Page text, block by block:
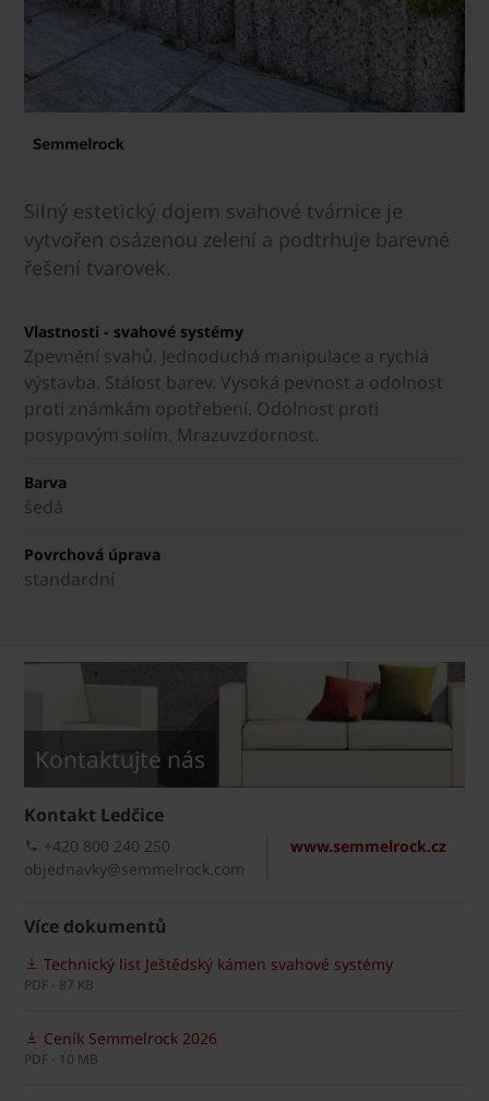
Silný estetický dojem svahové tvárnice je
vytvořen osázenou zelení a podtrhuje barevné
řešení tvarovek.
Vlastnosti - svahové systémy
Zpevnění svahů. Jednoduchá manipulace a rychlá
výstavba. Stálost barev. Vysoká pevnost a odolnost
proti známkám opotřebení. Odolnost proti
posypovým solím. Mrazuvzdornost.
Barva
šedá
Povrchová úprava
standardní
Kontaktujte nás
Kontakt Ledčice
www.semmelrock.cz
+420 800 240 250
objednavky@semmelrock.com
Více dokumentů
Technický list Ještědský kámen svahové systémy
PDF - 87 KB
Ceník Semmelrock 2026
PDF - 10 MB